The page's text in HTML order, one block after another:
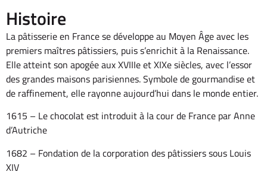
Histoire
La pâtisserie en France se développe au Moyen Âge avec les
premiers maîtres pâtissiers, puis s’enrichit à la Renaissance.
Elle atteint son apogée aux XVIIIe et XIXe siècles, avec l’essor
des grandes maisons parisiennes. Symbole de gourmandise et
de raffinement, elle rayonne aujourd’hui dans le monde entier.
1615 – Le chocolat est introduit à la cour de France par Anne
d’Autriche
1682 – Fondation de la corporation des pâtissiers sous Louis
XIV